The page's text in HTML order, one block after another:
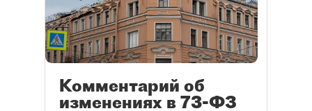
Комментарий об
изменениях в 73-ФЗ